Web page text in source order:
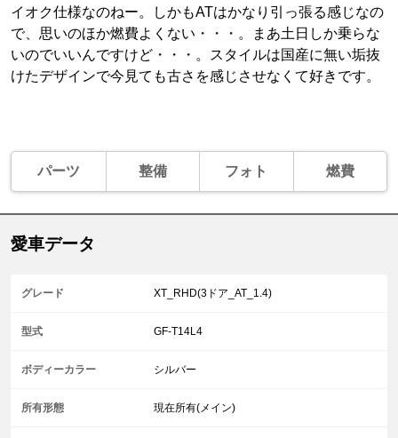
イオク仕様なのねー。しかもATはかなり引っ張る感じなの
で、思いのほか燃費よくない・・・。まあ土日しか乗らな
いのでいいんですけど・・・。スタイルは国産に無い垢抜
けたデザインで今見ても古さを感じさせなくて好きです。
パーツ 整備 フォト 燃費
愛車データ
グレード XT_RHD(3ドア_AT_1.4)
型式 GF-T14L4
ボディーカラー シルバー
所有形態 現在所有(メイン)